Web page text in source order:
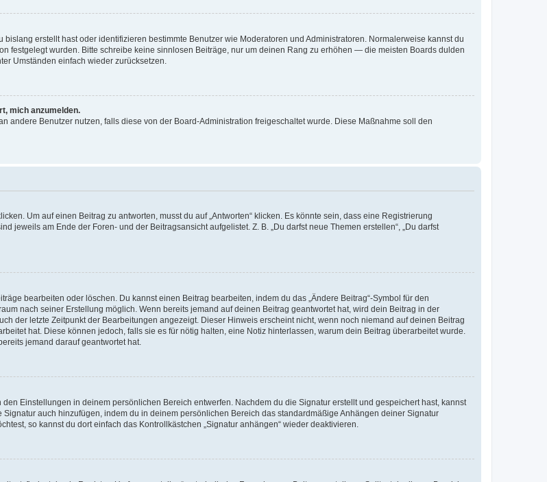
erstellt hast oder identifizieren bestimmte Benutzer wie Moderatoren und Administratoren. Normalerweise kannst du
festgelegt wurden. Bitte schreibe keine sinnlosen Beiträge, nur um deinen Rang zu erhöhen — die meisten Boards dulden
Umständen einfach wieder zurücksetzen.
mich anzumelden.
andere Benutzer nutzen, falls diese von der Board-Administration freigeschaltet wurde. Diese Maßnahme soll den
Um auf einen Beitrag zu antworten, musst du auf „Antworten“ klicken. Es könnte sein, dass eine Registrierung
jeweils am Ende der Foren- und der Beitragsansicht aufgelistet. Z. B. „Du darfst neue Themen erstellen“, „Du darfst
bearbeiten oder löschen. Du kannst einen Beitrag bearbeiten, indem du das „Ändere Beitrag“-Symbol für den
nach seiner Erstellung möglich. Wenn bereits jemand auf deinen Beitrag geantwortet hat, wird dein Beitrag in der
der letzte Zeitpunkt der Bearbeitungen angezeigt. Dieser Hinweis erscheint nicht, wenn noch niemand auf deinen Beitrag
hat. Diese können jedoch, falls sie es für nötig halten, eine Notiz hinterlassen, warum dein Beitrag überarbeitet wurde.
jemand darauf geantwortet hat.
Einstellungen in deinem persönlichen Bereich entwerfen. Nachdem du die Signatur erstellt und gespeichert hast, kannst
auch hinzufügen, indem du in deinem persönlichen Bereich das standardmäßige Anhängen deiner Signatur
so kannst du dort einfach das Kontrollkästchen „Signatur anhängen“ wieder deaktivieren.